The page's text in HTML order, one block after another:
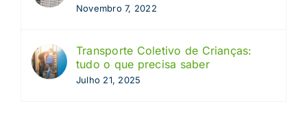
Novembro 7, 2022
Transporte Coletivo de Crianças:
tudo o que precisa saber
Julho 21, 2025